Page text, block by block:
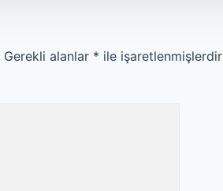
Gerekli alanlar * ile işaretlenmişlerdir